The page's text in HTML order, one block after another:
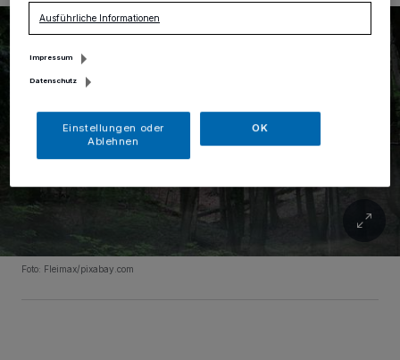
Foto: Fleimax/pixabay.com
Ausführliche Informationen
Impressum
Datenschutz
Einstellungen oder
Ablehnen
OK